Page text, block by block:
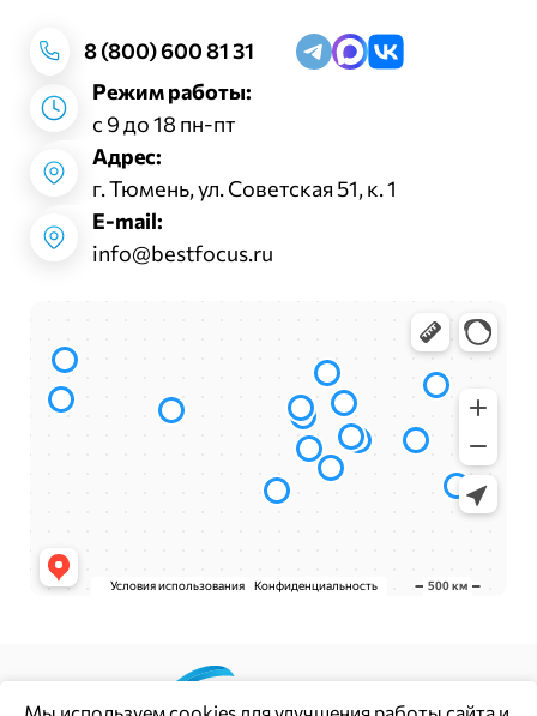
8 (800) 600 81 31
Режим работы:
с 9 до 18 пн-пт
Адрес:
г. Тюмень, ул. Советская 51, к. 1
E-mail:
info@bestfocus.ru